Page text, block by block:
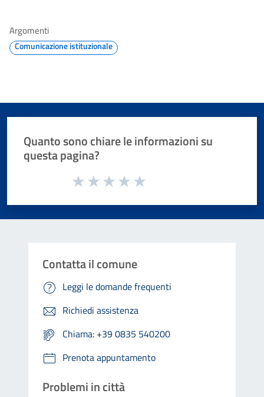
Argomenti
Comunicazione istituzionale
Quanto sono chiare le informazioni su
questa pagina?
Valuta da 1 a 5 stelle la pagina
Contatta il comune
Leggi le domande frequenti
Richiedi assistenza
Chiama: +39 0835 540200
Prenota appuntamento
Problemi in città